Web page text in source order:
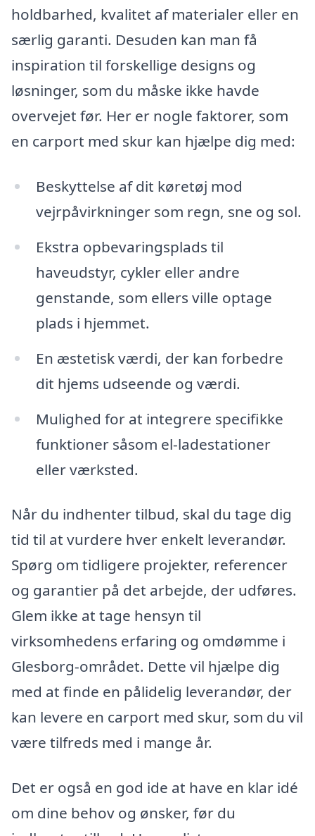
holdbarhed, kvalitet af materialer eller en
særlig garanti. Desuden kan man få
inspiration til forskellige designs og
løsninger, som du måske ikke havde
overvejet før. Her er nogle faktorer, som
en carport med skur kan hjælpe dig med:
Beskyttelse af dit køretøj mod
vejrpåvirkninger som regn, sne og sol.
Ekstra opbevaringsplads til
haveudstyr, cykler eller andre
genstande, som ellers ville optage
plads i hjemmet.
En æstetisk værdi, der kan forbedre
dit hjems udseende og værdi.
Mulighed for at integrere specifikke
funktioner såsom el-ladestationer
eller værksted.
Når du indhenter tilbud, skal du tage dig
tid til at vurdere hver enkelt leverandør.
Spørg om tidligere projekter, referencer
og garantier på det arbejde, der udføres.
Glem ikke at tage hensyn til
virksomhedens erfaring og omdømme i
Glesborg-området. Dette vil hjælpe dig
med at finde en pålidelig leverandør, der
kan levere en carport med skur, som du vil
være tilfreds med i mange år.
Det er også en god ide at have en klar idé
om dine behov og ønsker, før du